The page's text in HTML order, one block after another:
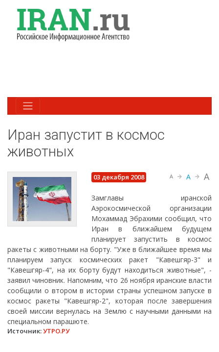
Иран запустит в космос
животных
03 декабря 2008 A A A
Замглавы иранской
Аэрокосмической организации
Мохаммад Эбрахими сообщил, что
Иран в ближайшем будущем
планирует запустить в космос
ракеты с животными на борту. "Уже в ближайшее время мы
планируем запуск космических ракет "Кавешгяр-3" и
"Кавешгяр-4", на их борту будут находиться животные", -
заявил чиновник. Напомним, что 26 ноября иранские власти
сообщили о втором в истории страны успешном запуске в
космос ракеты "Кавешгяр-2", которая после завершения
своей миссии вернулась на Землю с научными данными на
специальном парашюте.
Источник:УТРО.РУ